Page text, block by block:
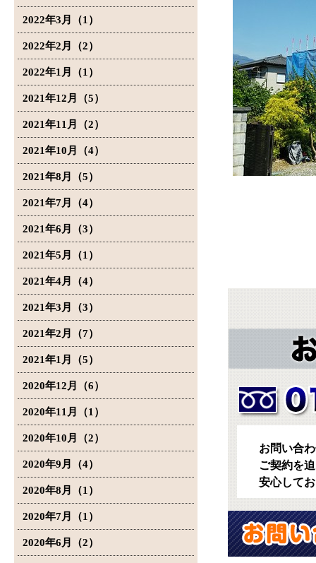
2022年3月（1）
2022年2月（2）
2022年1月（1）
2021年12月（5）
2021年11月（2）
2021年10月（4）
2021年8月（5）
2021年7月（4）
2021年6月（3）
2021年5月（1）
2021年4月（4）
2021年3月（3）
2021年2月（7）
2021年1月（5）
2020年12月（6）
2020年11月（1）
2020年10月（2）
2020年9月（4）
2020年8月（1）
2020年7月（1）
2020年6月（2）
お問い合
ご契約を
安心して